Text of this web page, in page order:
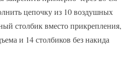
цепочку из 10 воздушных
столбик вместо прикрепления,
и 14 столбиков без накида